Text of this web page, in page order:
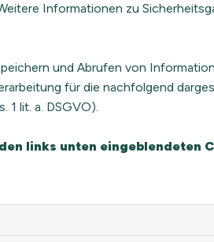
Informationen zu
und Abrufen von
für die nachfolgend
lit. a. DSGVO).
links unten eingeblendeten